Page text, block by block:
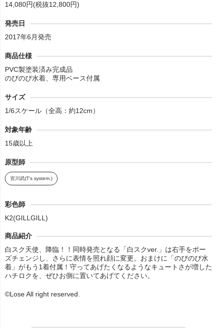
14,080円(税抜12,800円)
発売日
2017年6月発売
商品仕様
PVC製塗装済み完成品
のびのび水着、専用ベース付属
サイズ
1/6スケール（全高：約12cm）
対象年齢
15歳以上
原型師
宮川武(T's system.)
彩色師
K2(GILLGILL)
商品紹介
白スク天使、降臨！！同時発売となる「白スクver.」は右手をポー
ズチェンジし、さらに表情を照れ顔に変更。おまけに「のびのび水
着」がもう1着付属！守ってあげたくなるようなキュートさが増した
ハチロクを、ぜひお側に置いてあげてください。
©Lose All right reserved.